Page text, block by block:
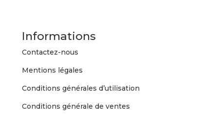
être
page
produit
Informations
Contactez-nous
Mentions légales
Conditions générales d’utilisation
Conditions générale de ventes